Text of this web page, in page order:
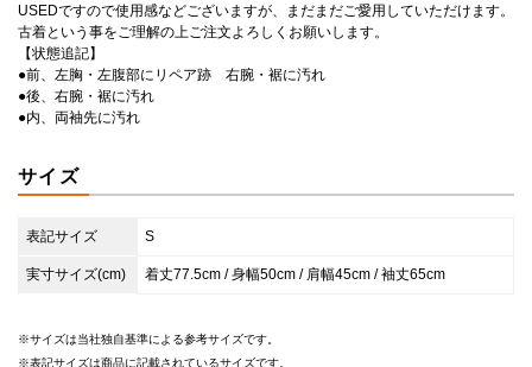
USEDですので使用感などございますが、まだまだご愛用していただけます。
古着という事をご理解の上ご注文よろしくお願いします。
【状態追記】
●前、左胸・左腹部にリペア跡 右腕・裾に汚れ
●後、右腕・裾に汚れ
●内、両袖先に汚れ
サイズ
表記サイズ S
実寸サイズ(cm) 着丈77.5cm / 身幅50cm / 肩幅45cm / 袖丈65cm
サイズは当社独自基準による参考サイズです。
表記サイズは商品に記載されているサイズです。